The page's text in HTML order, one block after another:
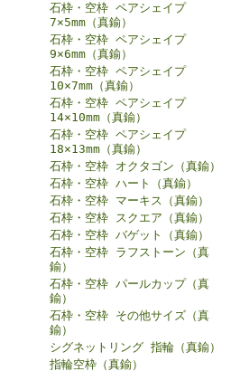
石枠・空枠 ペアシェイプ
7×5mm（真鍮）
石枠・空枠 ペアシェイプ
9×6mm（真鍮）
石枠・空枠 ペアシェイプ
10×7mm（真鍮）
石枠・空枠 ペアシェイプ
14×10mm（真鍮）
石枠・空枠 ペアシェイプ
18×13mm（真鍮）
石枠・空枠 オクタゴン（真鍮）
石枠・空枠 ハート（真鍮）
石枠・空枠 マーキス（真鍮）
石枠・空枠 スクエア（真鍮）
石枠・空枠 バゲット（真鍮）
石枠・空枠 ラフストーン（真
鍮）
石枠・空枠 パールカップ（真
鍮）
石枠・空枠 その他サイズ（真
鍮）
シグネットリング 指輪（真鍮）
指輪空枠（真鍮）